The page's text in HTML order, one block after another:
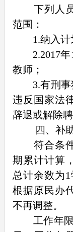
下列人员
范围：
1.纳入计划
2.2017年
教师；
3.有刑事
违反国家法
辞退或解除
四、补
符合条件
期累计计算
总计余数为
根据原民办
不再调整。
工作年限